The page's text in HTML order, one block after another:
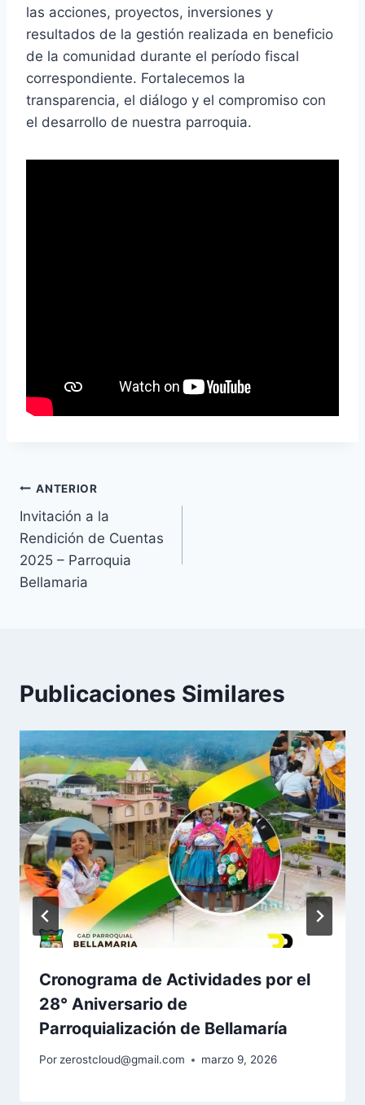
las acciones, proyectos, inversiones y
resultados de la gestión realizada en beneficio
de la comunidad durante el período fiscal
correspondiente. Fortalecemos la
transparencia, el diálogo y el compromiso con
el desarrollo de nuestra parroquia.
ANTERIOR
Invitación a la
Rendición de Cuentas
2025 – Parroquia
Bellamaria
Publicaciones Similares
Cronograma de Actividades por el
28° Aniversario de
Parroquialización de Bellamaría
Porzerostcloud@gmail.com marzo 9, 2026